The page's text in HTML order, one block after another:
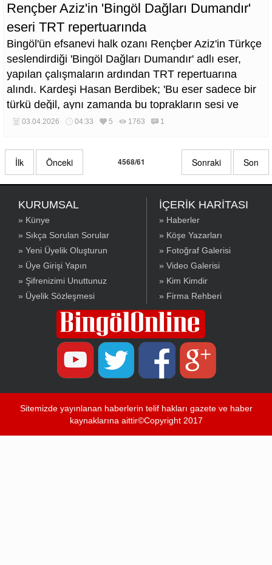
Rençber Aziz'in 'Bingöl Dağları Dumandır'
eseri TRT repertuarında
Bingöl'ün efsanevi halk ozanı Rençber Aziz'in Türkçe
seslendirdiği 'Bingöl Dağları Dumandır' adlı eser,
yapılan çalışmaların ardından TRT repertuarına
alındı. Kardeşi Hasan Berdibek; 'Bu eser sadece bir
türkü değil, aynı zamanda bu toprakların sesi ve
abimin hatırasıdır' dedi.
03.04.2026 04:33 5 1763 1
İlk Önceki 4568/61 Sonraki Son
KURUMSAL
» Künye
» Sıkça Sorulan Sorular
» Yeni Üyelik Oluşturun
» Üye Girişi Yapın
» Şifrenizimi Unuttunuz
» Üyelik Sözleşmesi
İÇERİK HARİTASI
» Haberler
» Köşe Yazarları
» Fotoğraf Galerisi
» Video Galerisi
» Kim Kimdir
» Firma Rehberi
Sitemizde yayınlanan haberlerin telif hakları gazete ve haber
kaynaklarına aittir©Copyright 2017